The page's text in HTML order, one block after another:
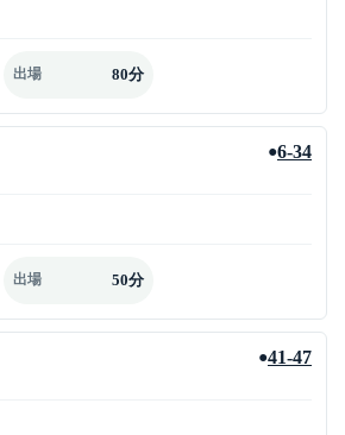
出場 80分
●6-34
出場 50分
●41-47